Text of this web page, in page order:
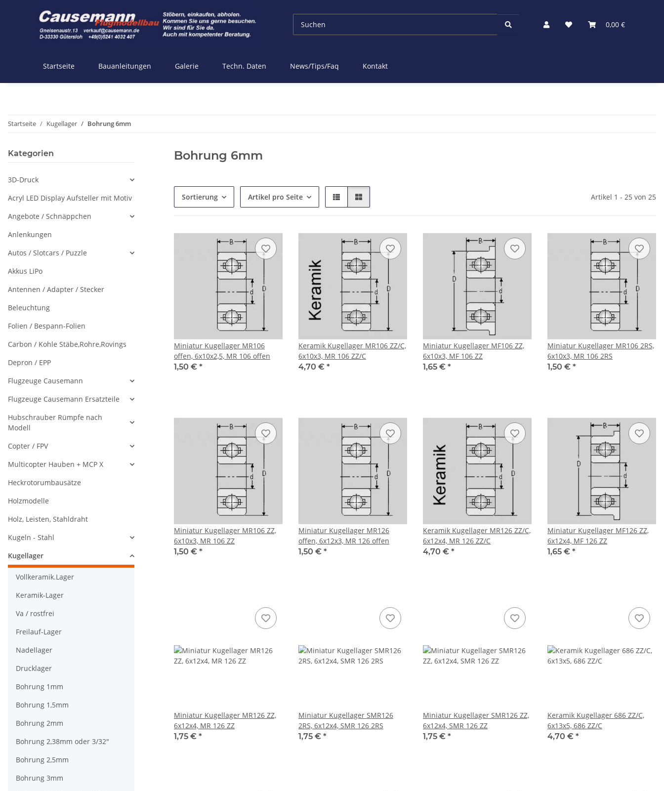
0,00 €
Startseite Bauanleitungen Galerie Techn. Daten News/Tips/Faq Kontakt
Startseite Kugellager Bohrung 6mm
Bohrung 6mm
Sortierung Artikel pro Seite Artikel 1 - 25 von 25
Miniatur Kugellager MR106
offen, 6x10x2,5, MR 106 offen
1,50 € *
Keramik Kugellager MR106 ZZ/C,
6x10x3, MR 106 ZZ/C
4,70 € *
Miniatur Kugellager MF106 ZZ,
6x10x3, MF 106 ZZ
1,65 € *
Miniatur Kugellager MR106 2RS,
6x10x3, MR 106 2RS
1,50 € *
Miniatur Kugellager MR106 ZZ,
6x10x3, MR 106 ZZ
1,50 € *
Miniatur Kugellager MR126
offen, 6x12x3, MR 126 offen
1,50 € *
Keramik Kugellager MR126 ZZ/C,
6x12x4, MR 126 ZZ/C
4,70 € *
Miniatur Kugellager MF126 ZZ,
6x12x4, MF 126 ZZ
1,65 € *
Miniatur Kugellager MR126 ZZ,
6x12x4, MR 126 ZZ
1,75 € *
Miniatur Kugellager SMR126
2RS, 6x12x4, SMR 126 2RS
1,75 € *
Miniatur Kugellager SMR126 ZZ,
6x12x4, SMR 126 ZZ
1,75 € *
Keramik Kugellager 686 ZZ/C,
6x13x5, 686 ZZ/C
4,70 € *
Kategorien
3D-Druck
Acryl LED Display Aufsteller mit Motiv
Angebote / Schnäppchen
Anlenkungen
Autos / Slotcars / Puzzle
Akkus LiPo
Antennen / Adapter / Stecker
Beleuchtung
Folien / Bespann-Folien
Carbon / Kohle Stäbe,Rohre,Rovings
Depron / EPP
Flugzeuge Causemann
Flugzeuge Causemann Ersatzteile
Hubschrauber Rümpfe nach
Modell
Copter / FPV
Multicopter Hauben + MCP X
Heckrotorumbausätze
Holzmodelle
Holz, Leisten, Stahldraht
Kugeln - Stahl
Kugellager
Vollkeramik.Lager
Keramik-Lager
Va / rostfrei
Freilauf-Lager
Nadellager
Drucklager
Bohrung 1mm
Bohrung 1,5mm
Bohrung 2mm
Bohrung 2,38mm oder 3/32"
Bohrung 2,5mm
Bohrung 3mm